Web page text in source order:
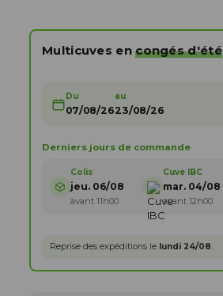
Multicuves encongés d'été
Du
07/08/26
au
23/08/26
Derniers jours de commande
Colis
jeu. 06/08
avant 11h00
Cuve IBC
mar. 04/08
avant 12h00
Reprise des expéditions le lundi 24/08.